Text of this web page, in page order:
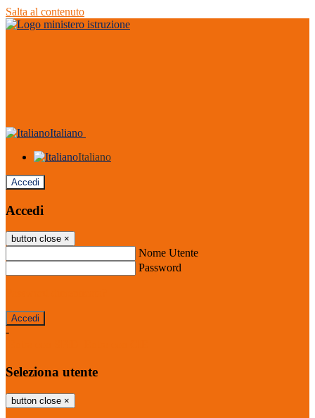
Salta al contenuto
Italiano
Italiano
Accedi
Accedi
button close ×
Nome Utente
Password
-
Seleziona utente
button close ×